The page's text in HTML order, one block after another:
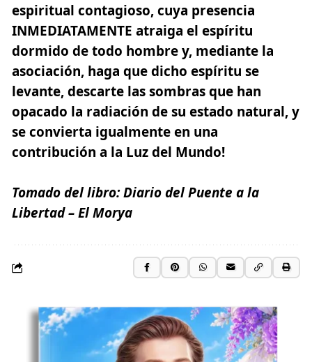
espiritual contagioso,cuya presencia
INMEDIATAMENTE atraiga el espíritu
dormido de todo hombrey, mediante la
asociación, haga que dicho espíritu se
levante, descarte las sombras que han
opacado la radiación de su estado natural, y
se convierta igualmente en una
contribución a la Luz del Mundo!
Tomado del libro:Diario del Puente a la
Libertad– El Morya